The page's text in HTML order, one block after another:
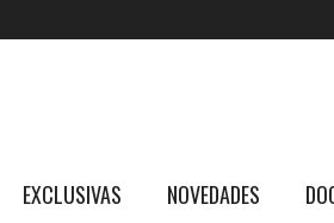
EXCLUSIVAS NOVEDADES